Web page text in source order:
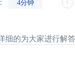
4分钟
的为大家进行解